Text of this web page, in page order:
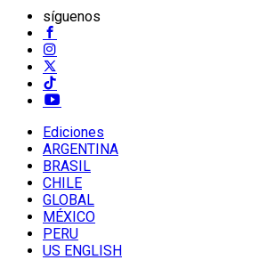
síguenos
Ediciones
ARGENTINA
BRASIL
CHILE
GLOBAL
MÉXICO
PERU
US ENGLISH